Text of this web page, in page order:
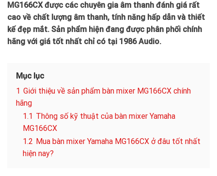
MG166CX được các chuyên gia âm thanh đánh giá rất
cao về chất lượng âm thanh, tính năng hấp dẫn và thiết
kế đẹp mắt. Sản phẩm hiện đang được phân phối chính
hãng với giá tốt nhất chỉ có tại 1986 Audio.
Mục lục
1 Giới thiệu về sản phẩm bàn mixer MG166CX chính
hãng
1.1 Thông số kỹ thuật của bàn mixer Yamaha
MG166CX
1.2 Mua bàn mixer Yamaha MG166CX ở đâu tốt nhất
hiện nay?